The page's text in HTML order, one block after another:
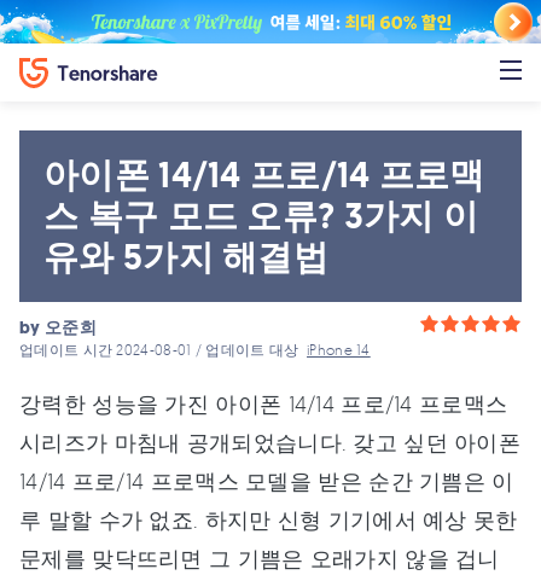
아이폰 14/14 프로/14 프로맥
스 복구 모드 오류? 3가지 이
유와 5가지 해결법
by 오준희
업데이트 시간 2024-08-01 / 업데이트 대상iPhone 14
강력한 성능을 가진 아이폰 14/14 프로/14 프로맥스
시리즈가 마침내 공개되었습니다. 갖고 싶던 아이폰
14/14 프로/14 프로맥스 모델을 받은 순간 기쁨은 이
루 말할 수가 없죠. 하지만 신형 기기에서 예상 못한
문제를 맞닥뜨리면 그 기쁨은 오래가지 않을 겁니